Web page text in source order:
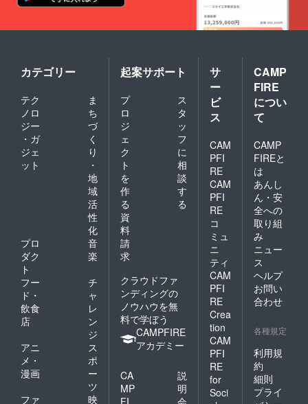
カテゴリー
テク
ノロ
ジー
・ガ
ジェ
ット
ま
ち
づ
く
り
・
地
域
活
性
化
プロ
ダク
ト
音
楽
フー
ド・
飲食
店
チ
ャ
レ
ン
ジ
アニ
メ・
漫画
ス
ポ
ー
ツ
ファ
映
起案サポート
プ
ロ
ジ
ェ
ク
ト
を
作
る
ス
タ
ッ
フ
に
相
談
す
る
資
料
請
求
クラウドファ
ンディングの
ノウハウを無
料で学ぼう
CAMPFIRE
アカデミー
CA
MP
FI
説
明
会
サ
ー
ビ
ス
CAM
PFI
RE
CAM
PFI
RE
コ
ミュ
ニ
ティ
CAM
PFI
RE
Crea
tion
CAM
PFI
RE
for
Soci
CAMP
FIRE
につい
て
CAMP
FIREと
は
あんし
ん・安
全への
取り組
み
ニュー
ス
ヘルプ
お問い
合わせ
各種規定
利用規
約
細則
プライ